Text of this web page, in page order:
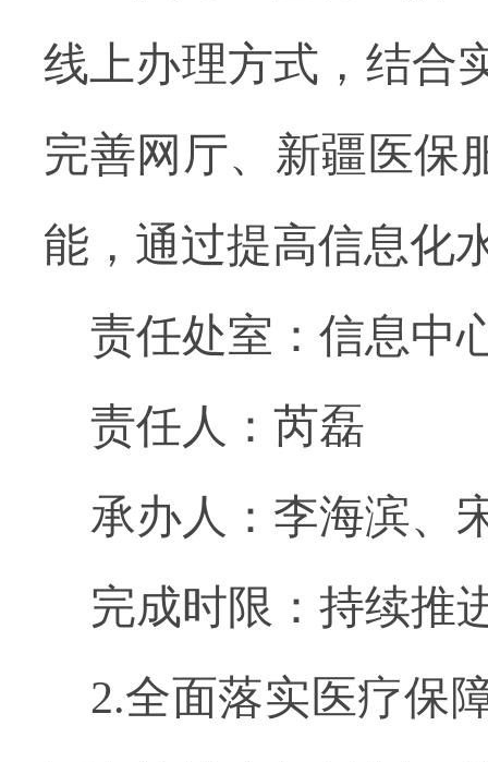
线上办理方式，结合
完善网厅、新疆医保
能，通过提高信息化
责任处室：信息中
责任人：芮磊
承办人：李海滨、
完成时限：持续推
2.全面落实医疗保